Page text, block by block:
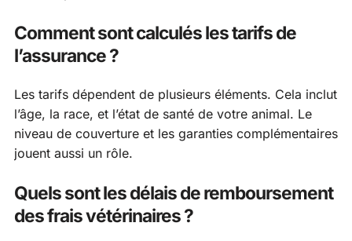
Comment sont calculés les tarifs de
l’assurance ?
Les tarifs dépendent de plusieurs éléments. Cela inclut
l’âge, la race, et l’état de santé de votre animal. Le
niveau de couverture et les garanties complémentaires
jouent aussi un rôle.
Quels sont les délais de remboursement
des frais vétérinaires ?